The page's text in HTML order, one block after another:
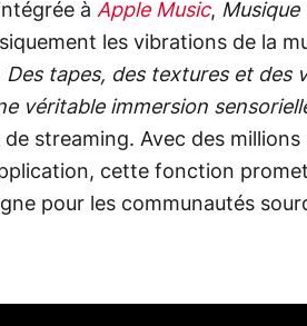
à Apple Music, Musique
les vibrations de la
Des tapes, des textures et des
véritable immersion
de streaming. Avec des
cette fonction
pour les communautés